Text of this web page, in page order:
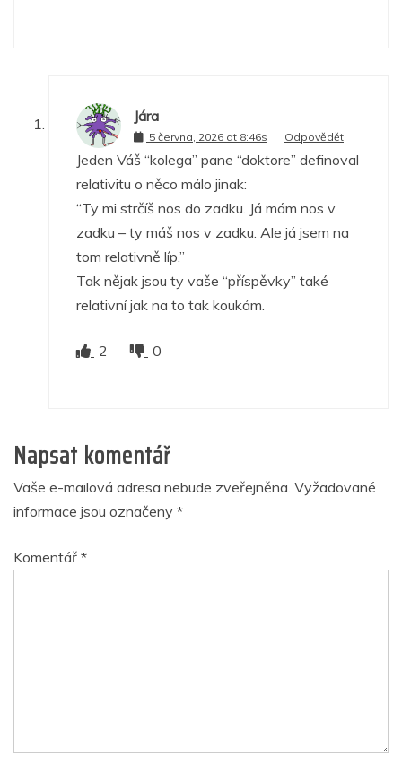
Jára
5 června, 2026 at 8:46s Odpovědět
Jeden Váš “kolega” pane “doktore” definoval
relativitu o něco málo jinak:
“Ty mi strčíš nos do zadku. Já mám nos v
zadku – ty máš nos v zadku. Ale já jsem na
tom relativně líp.”
Tak nějak jsou ty vaše “příspěvky” také
relativní jak na to tak koukám.
2 0
Napsat komentář
Vaše e-mailová adresa nebude zveřejněna. Vyžadované
informace jsou označeny *
Komentář *